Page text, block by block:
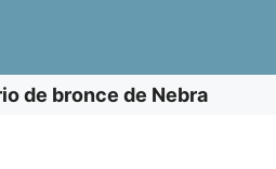
de bronce de Nebra